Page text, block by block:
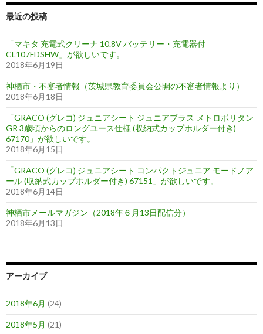
最近の投稿
「マキタ 充電式クリーナ 10.8V バッテリー・充電器付
CL107FDSHW」が欲しいです。
2018年6月19日
神栖市・不審者情報（茨城県教育委員会公開の不審者情報より）
2018年6月18日
「GRACO (グレコ) ジュニアシート ジュニアプラス メトロポリタン
GR 3歳頃からのロングユース仕様 (収納式カップホルダー付き)
67170」が欲しいです。
2018年6月15日
「GRACO (グレコ) ジュニアシート コンパクトジュニア モードノア
ール (収納式カップホルダー付き) 67151」が欲しいです。
2018年6月14日
神栖市メールマガジン（2018年６月13日配信分）
2018年6月13日
アーカイブ
2018年6月 (24)
2018年5月 (21)